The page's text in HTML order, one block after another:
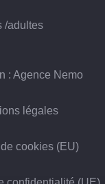
/adultes
: Agence Nemo
légales
cookies (EU)